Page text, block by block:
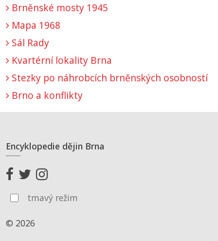
Brněnské mosty 1945
Mapa 1968
Sál Rady
Kvartérní lokality Brna
Stezky po náhrobcích brněnských osobností
Brno a konflikty
Encyklopedie dějin Brna
tmavý režim
© 2026